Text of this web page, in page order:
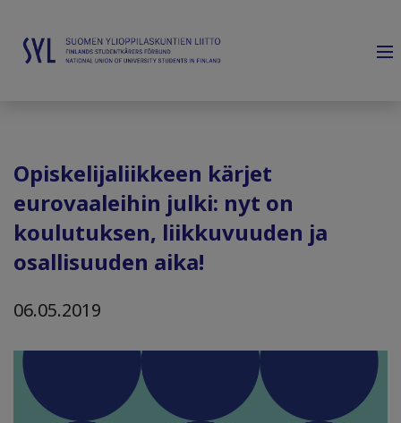
Opiskelijaliikkeen kärjet
eurovaaleihin julki: nyt on
koulutuksen, liikkuvuuden ja
osallisuuden aika!
06.05.2019